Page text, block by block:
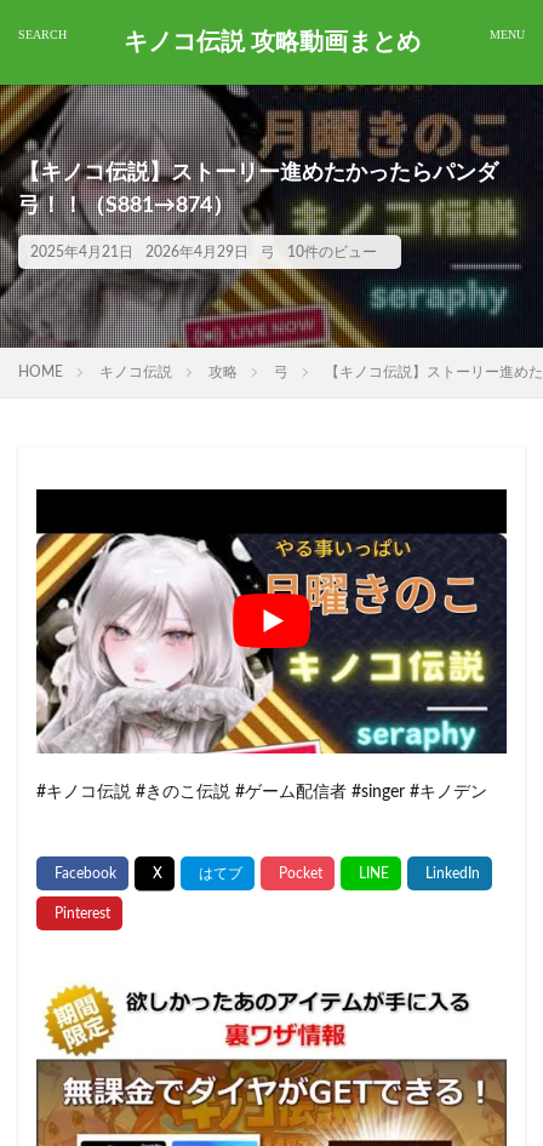
キノコ伝説 攻略動画まとめ
【キノコ伝説】ストーリー進めたかったらパンダ
弓！！（S881→874）
2025年4月21日 2026年4月29日 弓 10件のビュー
HOME キノコ伝説 攻略 弓 【キノコ伝説】ストーリー進め
#キノコ伝説 #きのこ伝説 #ゲーム配信者 #singer #キノデン